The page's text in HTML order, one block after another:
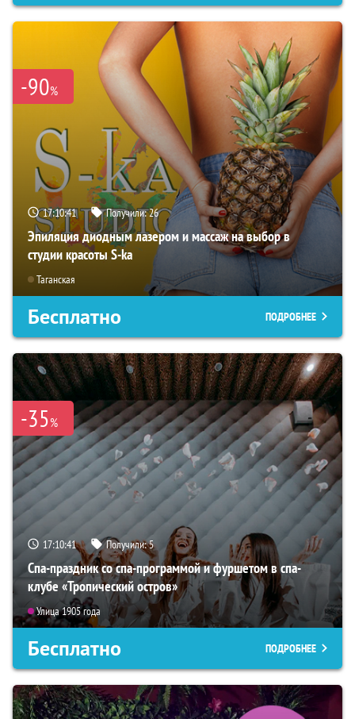
-90%
17:10:40 Получили:26
Эпиляция диодным лазером и массаж на выбор в
студии красоты S-ka
Таганская
Бесплатно ПОДРОБНЕЕ
-35%
17:10:40 Получили:5
Спа-праздник со спа-программой и фуршетом в спа-
клубе «Тропический остров»
Улица 1905 года
Бесплатно ПОДРОБНЕЕ